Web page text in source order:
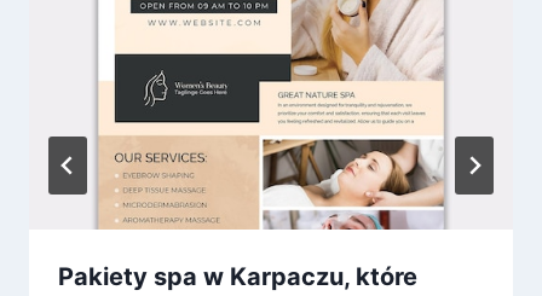
Pakiety spa w Karpaczu, które